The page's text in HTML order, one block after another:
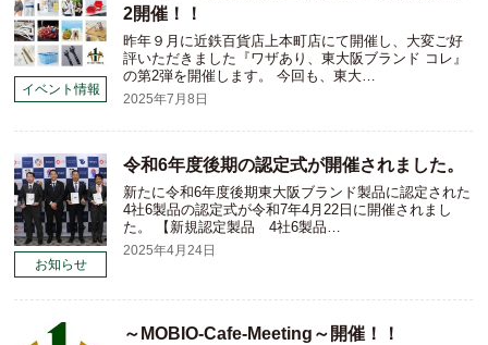
イベント情報
2開催！！
昨年９月に近鉄百貨店上本町店にて開催し、大変ご好
評いただきました『ワザあり、東大阪ブランド コレ』
の第2弾を開催します。 今回も、東大…
2025年7月8日
お知らせ
令和6年度後期の認定式が開催されました。
新たに令和6年度後期東大阪ブランド製品に認定された
4社6製品の認定式が令和7年4月22日に開催されまし
た。 【新規認定製品 4社6製品…
2025年4月24日
～MOBIO-Cafe-Meeting～開催！！